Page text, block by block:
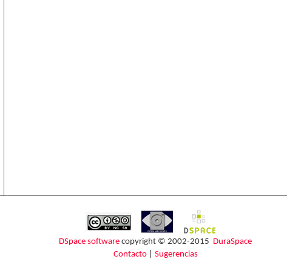
DSpace software copyright © 2002-2015 DuraSpace
Contacto| Sugerencias